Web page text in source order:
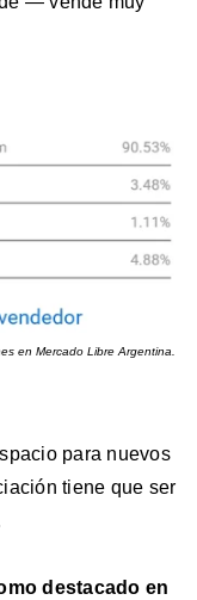
en Mercado Libre Argentina.
para nuevos
tiene que ser
destacado en